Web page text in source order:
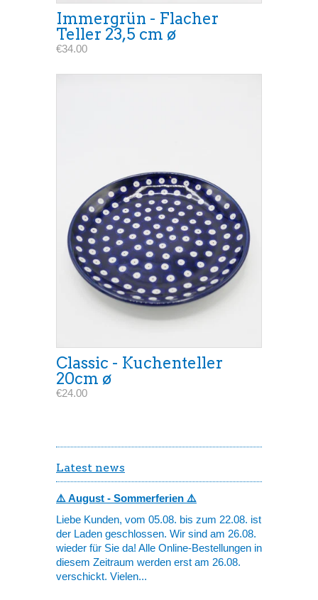
Immergrün - Flacher
Teller 23,5 cm ø
€34.00
Classic - Kuchenteller
20cm ø
€24.00
Latest news
⚠️ August - Sommerferien ⚠️
Liebe Kunden, vom 05.08. bis zum 22.08. ist
der Laden geschlossen. Wir sind am 26.08.
wieder für Sie da! Alle Online-Bestellungen in
diesem Zeitraum werden erst am 26.08.
verschickt. Vielen...